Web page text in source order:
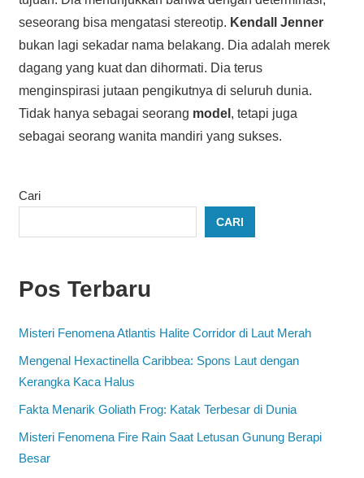
seseorang bisa mengatasi stereotip. Kendall Jenner
bukan lagi sekadar nama belakang. Dia adalah merek
dagang yang kuat dan dihormati. Dia terus
menginspirasi jutaan pengikutnya di seluruh dunia.
Tidak hanya sebagai seorang model , tetapi juga
sebagai seorang wanita mandiri yang sukses.
Cari
CARI
Pos Terbaru
Misteri Fenomena Atlantis Halite Corridor di Laut Merah
Mengenal Hexactinella Caribbea: Spons Laut dengan
Kerangka Kaca Halus
Fakta Menarik Goliath Frog: Katak Terbesar di Dunia
Misteri Fenomena Fire Rain Saat Letusan Gunung Berapi
Besar